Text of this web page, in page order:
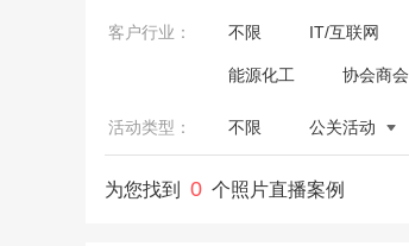
客户行业： 不限 IT/互联网
能源化工 协会商会
活动类型： 不限 公关活动
为您找到 0 个照片直播案例